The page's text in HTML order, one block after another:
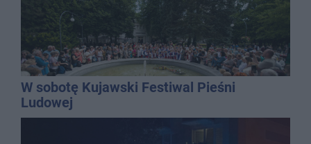
W sobotę Kujawski Festiwal Pieśni
Ludowej